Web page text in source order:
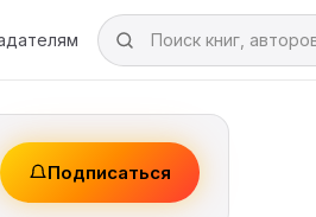
Подписаться